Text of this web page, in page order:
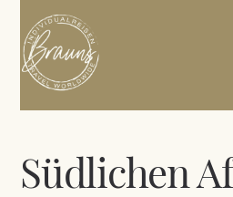
content
Südlichen